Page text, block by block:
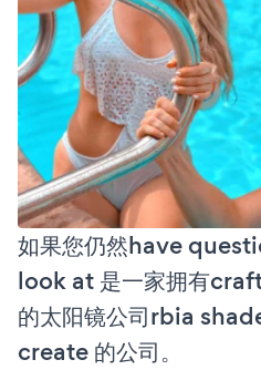
如果您仍然have
look at 是一家拥有
的太阳镜公司rbia
create 的公司。